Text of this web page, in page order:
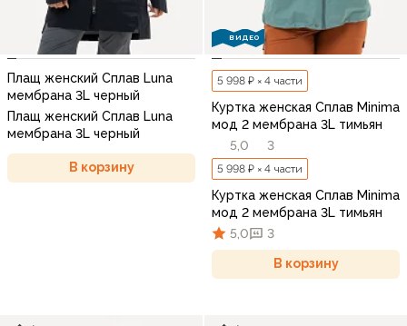
Плащ женский Сплав Luna
мембрана 3L черный
Плащ женский Сплав Luna
мембрана 3L черный
В корзину
ВИДЕО
5 998 ₽ × 4 части
Куртка женская Сплав Minima
мод 2 мембрана 3L тимьян
5,0
3
5 998 ₽ × 4 части
Куртка женская Сплав Minima
мод 2 мембрана 3L тимьян
5,0
3
В корзину